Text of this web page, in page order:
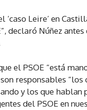
Leire’ en
declaró Núñez
el PSOE “está
responsables
y los que hablan
del PSOE en